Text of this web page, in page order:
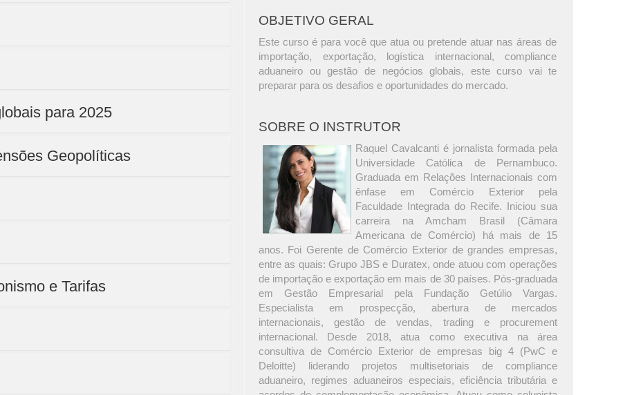
para 2025
Geopolíticas
e Tarifas
OBJETIVO GERAL
Este curso é para você que atua ou pretende atuar nas áreas de
importação, exportação, logística internacional, compliance
aduaneiro ou gestão de negócios globais, este curso vai te
preparar para os desafios e oportunidades do mercado.
SOBRE O INSTRUTOR
Raquel Cavalcanti é jornalista formada pela
Universidade Católica de Pernambuco.
Graduada em Relações Internacionais com
ênfase em Comércio Exterior pela
Faculdade Integrada do Recife. Iniciou sua
carreira na Amcham Brasil (Câmara
Americana de Comércio) há mais de 15
anos. Foi Gerente de Comércio Exterior de grandes empresas,
entre as quais: Grupo JBS e Duratex, onde atuou com operações
de importação e exportação em mais de 30 países. Pós-graduada
em Gestão Empresarial pela Fundação Getúlio Vargas.
Especialista em prospecção, abertura de mercados
internacionais, gestão de vendas, trading e procurement
internacional. Desde 2018, atua como executiva na área
consultiva de Comércio Exterior de empresas big 4 (PwC e
Deloitte) liderando projetos multisetoriais de compliance
aduaneiro, regimes aduaneiros especiais, eficiência tributária e